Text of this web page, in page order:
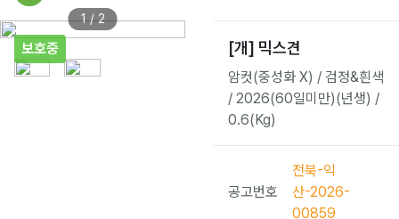
보호중
1 / 2
[개] 믹스견
암컷(중성화 X) / 검정&흰색
/ 2026(60일미만)(년생) /
0.6(Kg)
공고번호
전북-익
산-2026-
00859